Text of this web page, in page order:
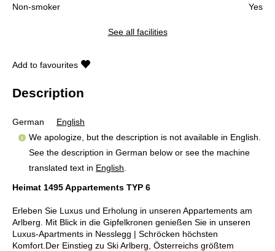
Non-smoker
Yes
See all facilities
Add to favourites
Description
German
English
We apologize, but the description is not available in English.
See the description in German below or see the machine
translated text in English
Heimat 1495 Appartements TYP 6
Erleben Sie Luxus und Erholung in unseren Appartements am
Arlberg. Mit Blick in die Gipfelkronen genießen Sie in unseren
Luxus-Apartments in Nesslegg | Schröcken höchsten
Komfort.Der Einstieg zu Ski Arlberg, Österreichs größtem